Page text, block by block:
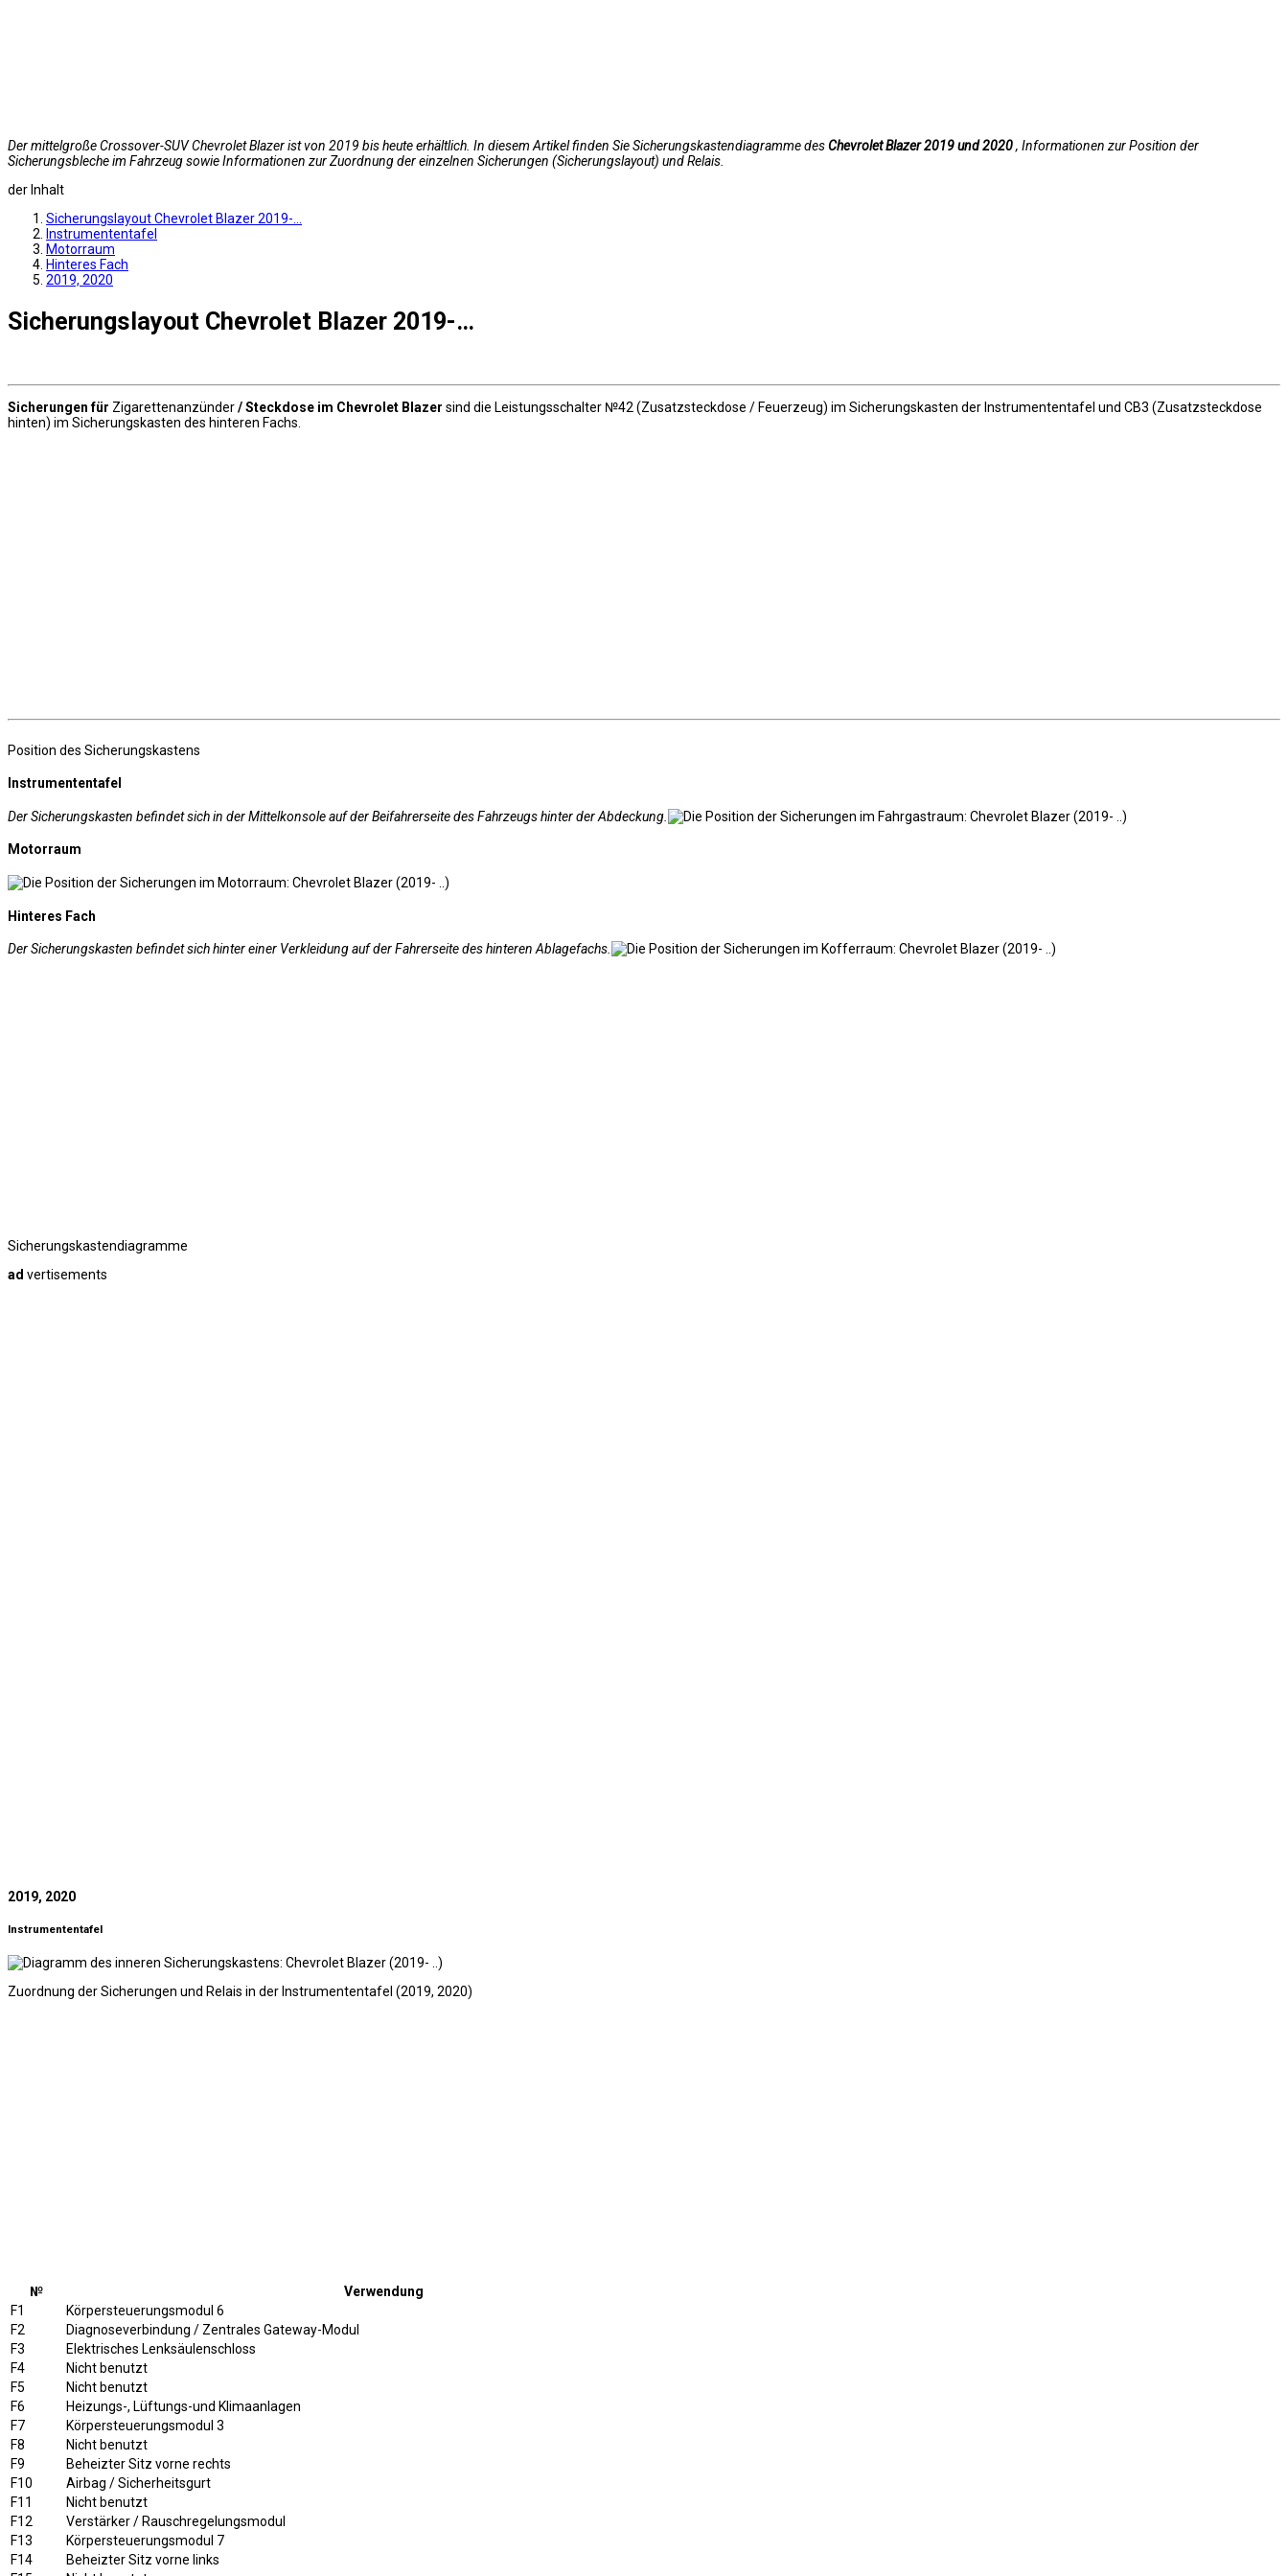
Der mittelgroße Crossover-SUV Chevrolet Blazer ist von 2019 bis heute erhältlich. In diesem Artikel finden Sie Sicherungskastendiagramme desChevrolet Blazer 2019 und 2020, Informationen zur Position der
Sicherungsbleche im Fahrzeug sowie Informationen zur Zuordnung der einzelnen Sicherungen (Sicherungslayout) und Relais.
der Inhalt
Sicherungslayout Chevrolet Blazer 2019-…
Instrumententafel
Motorraum
Hinteres Fach
2019, 2020
Sicherungslayout Chevrolet Blazer 2019-…
Sicherungen für Zigarettenanzünder/ Steckdose im Chevrolet Blazer sind die Leistungsschalter №42 (Zusatzsteckdose / Feuerzeug) im Sicherungskasten der Instrumententafel und CB3 (Zusatzsteckdose
hinten) im Sicherungskasten des hinteren Fachs.
Position des Sicherungskastens
Instrumententafel
Der Sicherungskasten befindet sich in der Mittelkonsole auf der Beifahrerseite des Fahrzeugs hinter der Abdeckung.
Motorraum
Hinteres Fach
Der Sicherungskasten befindet sich hinter einer Verkleidung auf der Fahrerseite des hinteren Ablagefachs.
Sicherungskastendiagramme
ad vertisements
2019, 2020
Instrumententafel
Zuordnung der Sicherungen und Relais in der Instrumententafel (2019, 2020)
№
Verwendung
F1
Körpersteuerungsmodul 6
F2
Diagnoseverbindung / Zentrales Gateway-Modul
F3
Elektrisches Lenksäulenschloss
F4
Nicht benutzt
F5
Nicht benutzt
F6
Heizungs-, Lüftungs-und Klimaanlagen
F7
Körpersteuerungsmodul 3
F8
Nicht benutzt
F9
Beheizter Sitz vorne rechts
F10
Airbag / Sicherheitsgurt
F11
Nicht benutzt
F12
Verstärker / Rauschregelungsmodul
F13
Körpersteuerungsmodul 7
F14
Beheizter Sitz vorne links